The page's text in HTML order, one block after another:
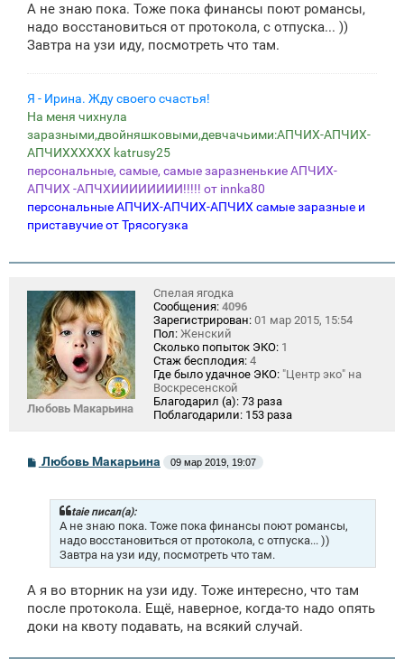
б
щ
е
н
А не знаю пока. Тоже пока финансы поют романсы,
надо восстановиться от протокола, с отпуска... ))
Завтра на узи иду, посмотреть что там.
Я - Ирина. Жду своего счастья!
На меня чихнула
заразными,двойняшковыми,девчачьими:АПЧИХ-АПЧИХ-
АПЧИХХХХХХ katrusy25
персональные, самые, самые заразненькие АПЧИХ-
АПЧИХ -АПЧХИИИИИИИИ!!!!! от innka80
персональные АПЧИХ-АПЧИХ-АПЧИХ самые заразные и
приставучие от Трясогузка
Любовь Макарьина
Спелая ягодка
Сообщения: 4096
Зарегистрирован: 01 мар 2015, 15:54
Пол: Женский
Сколько попыток ЭКО: 1
Стаж бесплодия: 4
Где было удачное ЭКО: "Центр эко" на
Воскресенской
Благодарил (а): 73 раза
Поблагодарили: 153 раза
С
Любовь Макарьина 09 мар 2019, 19:07
taie писал(а):
А не знаю пока. Тоже пока финансы поют романсы,
надо восстановиться от протокола, с отпуска... ))
Завтра на узи иду, посмотреть что там.
А я во вторник на узи иду. Тоже интересно, что там
после протокола. Ещё, наверное, когда-то надо опять
доки на квоту подавать, на всякий случай.